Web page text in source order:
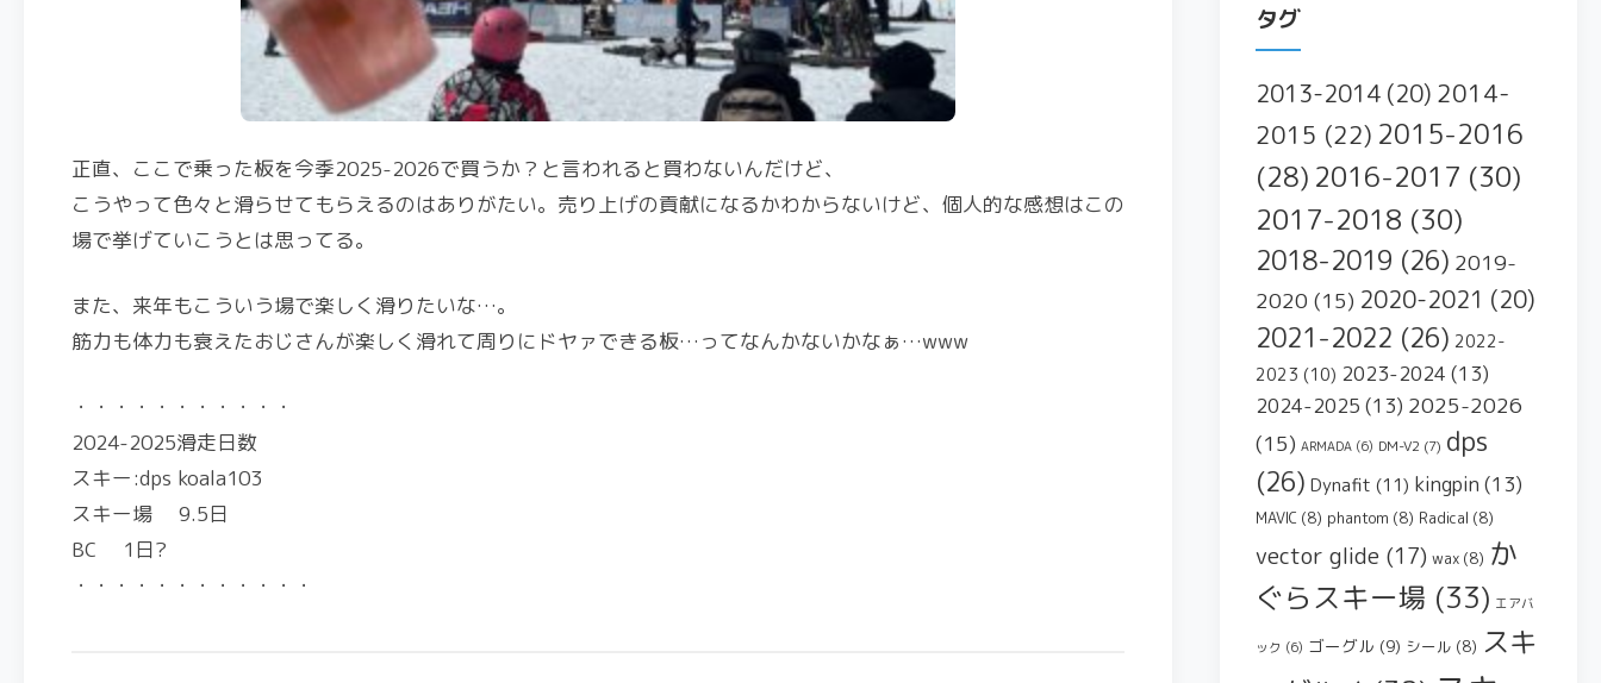
正直、ここで乗った板を今季2025-2026で買うか？と言われると買わないんだけど、
こうやって色々と滑らせてもらえるのはありがたい。売り上げの貢献になるかわからないけど、個人的な感想はこの
場で挙げていこうとは思ってる。
また、来年もこういう場で楽しく滑りたいな…。
筋力も体力も衰えたおじさんが楽しく滑れて周りにドヤァできる板…ってなんかないかなぁ…www
・・・・・・・・・・・
2024-2025滑走日数
スキー:dps koala103
スキー場 9.5日
BC 1日?
・・・・・・・・・・・・
タグ
2013-2014 (20) 2014-
2015 (22) 2015-2016
(28) 2016-2017 (30)
2017-2018 (30)
2018-2019 (26) 2019-
2020 (15) 2020-2021 (20)
2021-2022 (26) 2022-
2023 (10) 2023-2024 (13)
2024-2025 (13) 2025-2026
(15) ARMADA (6) DM-V2 (7) dps
(26) Dynafit (11) kingpin (13)
MAVIC (8) phantom (8) Radical (8)
vector glide (17) wax (8) か
ぐらスキー場 (33) エアバ
ック (6) ゴーグル (9) シール (8) スキ